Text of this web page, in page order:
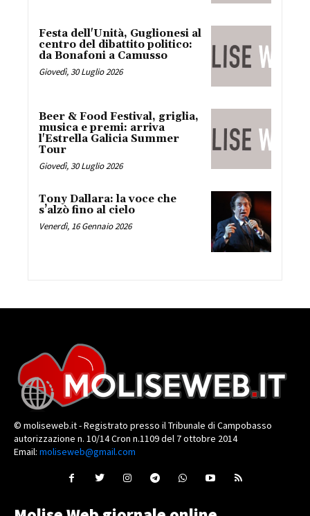
Festa dell'Unità, Guglionesi al
centro del dibattito politico:
da Bonafoni a Camusso
Giovedì, 30 Luglio 2026
Beer & Food Festival, griglia,
musica e premi: arriva
l'Estrella Galicia Summer
Tour
Giovedì, 30 Luglio 2026
Tony Dallara: la voce che
s’alzò fino al cielo
Venerdì, 16 Gennaio 2026
© moliseweb.it - Registrato presso il Tribunale di Campobasso
autorizzazione n. 10/14 Cron n.1109 del 7 ottobre 2014
Email: moliseweb@gmail.com